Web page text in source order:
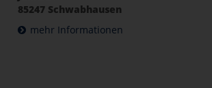
85247 Schwabhausen
mehr Informationen